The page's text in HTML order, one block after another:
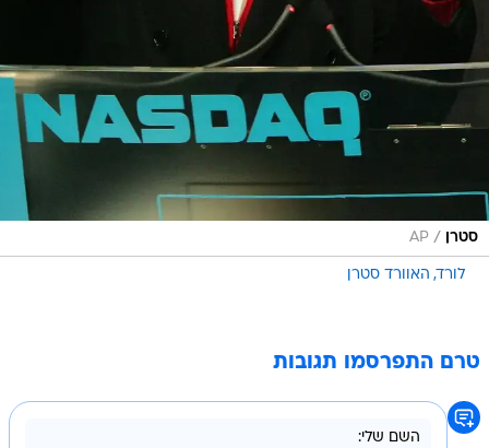
סטרן /
AP
לורד האוורד סטרן
טרם התפרסמו תגובות